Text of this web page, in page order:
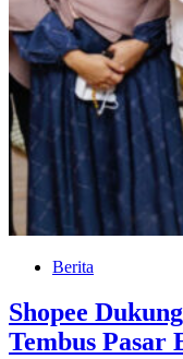
Berita
Shopee
Tembus Pasar